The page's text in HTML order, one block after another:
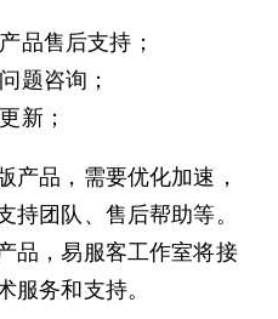
品售后支持；
题咨询；
新；
产品，需要优化加速，
持团队、售后帮助等。
品，易服客工作室将接
服务和支持。